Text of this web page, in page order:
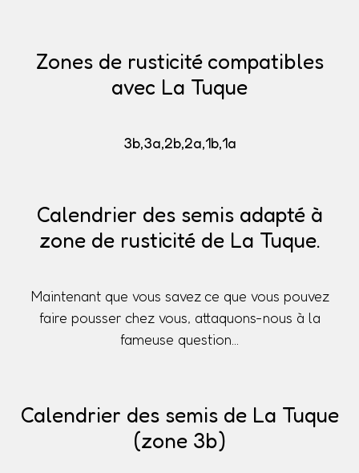
Zones de rusticité compatibles
avec La Tuque
3b,3a,2b,2a,1b,1a
Calendrier des semis adapté à
zone de rusticité de La Tuque.
Maintenant que vous savez ce que vous pouvez
faire pousser chez vous, attaquons-nous à la
fameuse question...
Calendrier des semis de La Tuque
(zone 3b)